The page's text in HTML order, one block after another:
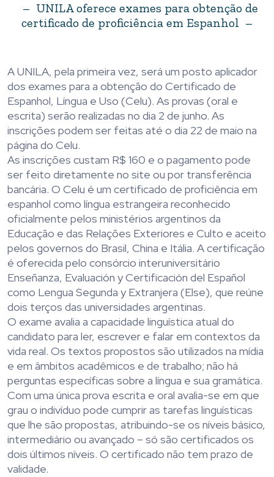
– UNILA oferece exames para obtenção de
certificado de proficiência em Espanhol –
A UNILA, pela primeira vez, será um posto aplicador
dos exames para a obtenção do Certificado de
Espanhol, Língua e Uso (Celu). As provas (oral e
escrita) serão realizadas no dia 2 de junho. As
inscrições podem ser feitas até o dia 22 de maio na
página do Celu.
As inscrições custam R$ 160 e o pagamento pode
ser feito diretamente no site ou por transferência
bancária. O Celu é um certificado de proficiência em
espanhol como língua estrangeira reconhecido
oficialmente pelos ministérios argentinos da
Educação e das Relações Exteriores e Culto e aceito
pelos governos do Brasil, China e Itália. A certificação
é oferecida pelo consórcio interuniversitário
Enseñanza, Evaluación y Certificación del Español
como Lengua Segunda y Extranjera (Else), que reúne
dois terços das universidades argentinas.
O exame avalia a capacidade linguística atual do
candidato para ler, escrever e falar em contextos da
vida real. Os textos propostos são utilizados na mídia
e em âmbitos acadêmicos e de trabalho; não há
perguntas específicas sobre a língua e sua gramática.
Com uma única prova escrita e oral avalia-se em que
grau o indivíduo pode cumprir as tarefas linguísticas
que lhe são propostas, atribuindo-se os níveis básico,
intermediário ou avançado – só são certificados os
dois últimos níveis. O certificado não tem prazo de
validade.